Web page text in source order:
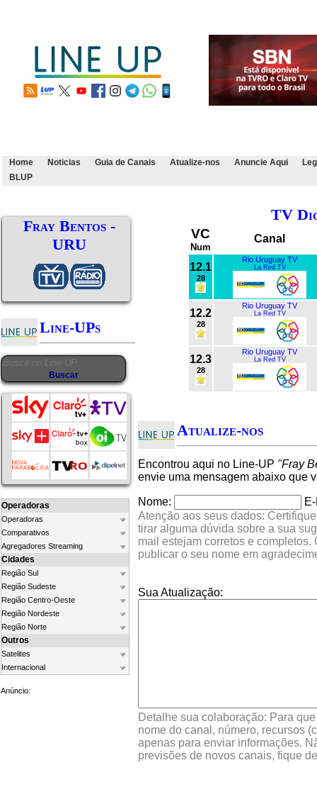
Home Noticias Guia de Canais Atualize-nos Anuncie Aqui
BLUP
Fray Bentos -
URU
Line-UPs
Operadoras
Operadoras
Comparativos
Agregadores Streaming
Cidades
Região Sul
Região Sudeste
Região Centro-Oeste
Região Nordeste
Região Norte
Outros
Satelites
Internacional
Anúncio:
TV
VC
Num
Canal
12.1
28
Rio Uruguay TV
La Red TV
12.2
28
Rio Uruguay TV
La Red TV
12.3
28
Rio Uruguay TV
La Red TV
Atualize-nos
Encontrou aqui no Line-UP "Fray
envie uma mensagem abaixo que
Nome:
Atenção aos seus dados:
tirar alguma dúvida sobre a sua
mail estejam corretos e
publicar o seu nome em
Sua Atualização:
Detalhe sua colaboração: Para
nome do canal, número, recursos
apenas para enviar informações.
previsões de novos canais, fique